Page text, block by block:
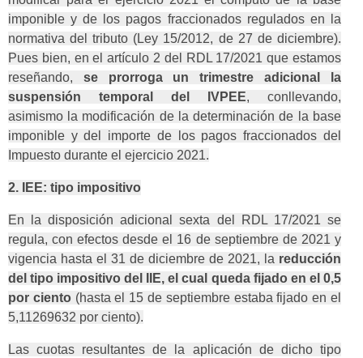
imponible y de los pagos fraccionados regulados en la
normativa del tributo (Ley 15/2012, de 27 de diciembre).
Pues bien, en el artículo 2 del RDL 17/2021 que estamos
reseñando, se prorroga un trimestre
adicional la
suspensión temporal del IVPEE, conllevando,
asimismo la modificación de la determinación de la base
imponible y del importe de los pagos fraccionados del
Impuesto durante el ejercicio 2021.
2. IEE: tipo impositivo
En la disposición adicional sexta del RDL 17/2021 se
regula, con efectos desde el 16 de septiembre de 2021 y
vigencia hasta el 31 de diciembre de 2021, la reducción
del tipo impositivo del IIE, el cual queda fijado en el 0,5
por ciento(hasta el 15 de septiembre estaba fijado en el
5,11269632 por ciento).
Las cuotas resultantes de la aplicación de dicho tipo